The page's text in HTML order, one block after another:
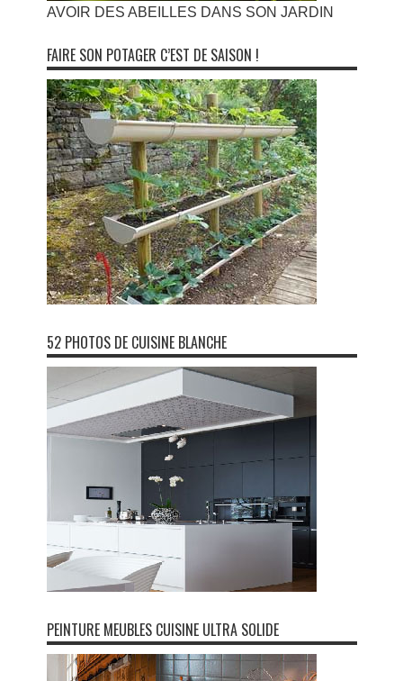
AVOIR DES ABEILLES DANS SON JARDIN
FAIRE SON POTAGER C’EST DE SAISON !
52 PHOTOS DE CUISINE BLANCHE
PEINTURE MEUBLES CUISINE ULTRA SOLIDE